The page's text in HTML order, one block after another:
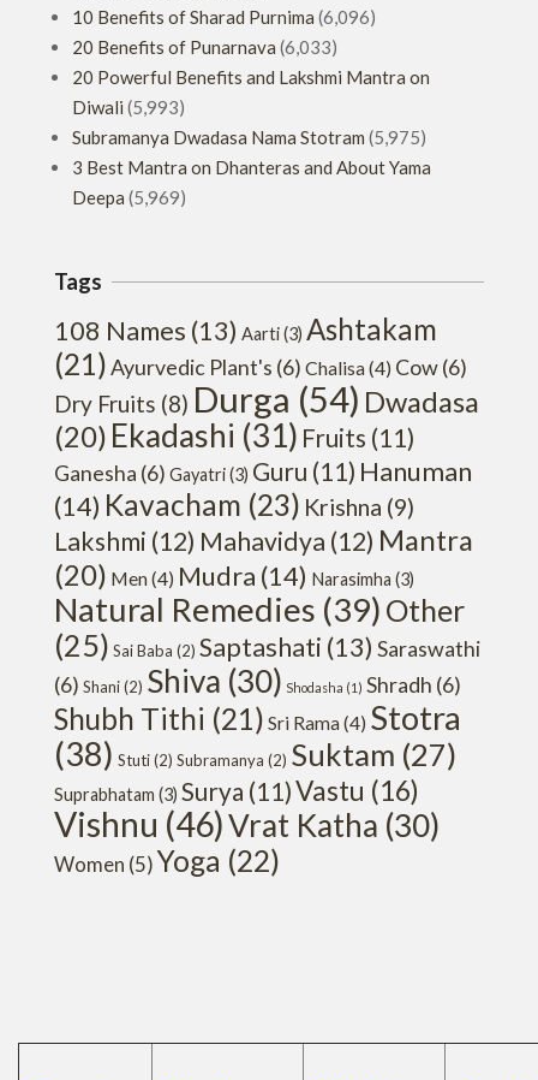
10 Benefits of Sharad Purnima (6,096)
20 Benefits of Punarnava (6,033)
20 Powerful Benefits and Lakshmi Mantra on
Diwali (5,993)
Subramanya Dwadasa Nama Stotram (5,975)
3 Best Mantra on Dhanteras and About Yama
Deepa (5,969)
Tags
108 Names (13) Aarti(3) Ashtakam
(21)Ayurvedic Plant's (6) Chalisa(4) Cow(6)
Dry Fruits (8) Durga (54) Dwadasa
(20) Ekadashi (31) Fruits (11)
Ganesha (6) Gayatri(3) Guru (11) Hanuman
(14) Kavacham (23) Krishna (9)
Lakshmi (12) Mahavidya (12) Mantra
(20) Men(4) Mudra (14) Narasimha (3)
Natural Remedies (39) Other
(25) Sai Baba (2) Saptashati (13) Saraswathi
(6) Shani(2) Shiva (30) Shodasha (1) Shradh (6)
Shubh Tithi (21) Sri Rama(4) Stotra
(38) Stuti(2) Subramanya (2) Suktam (27)
Suprabhatam (3) Surya (11)Vastu (16)
Vishnu (46)Vrat Katha (30)
Women (5)Yoga (22)